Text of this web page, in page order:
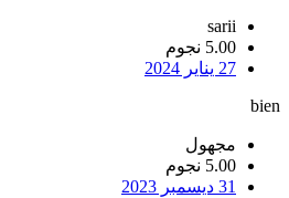
sarii
5.00 نجوم
27 يناير 2024
bien
مجهول
5.00 نجوم
31 ديسمبر 2023